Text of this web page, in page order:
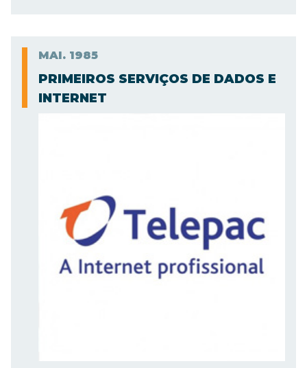
MAI. 1985
PRIMEIROS SERVIÇOS DE DADOS E
INTERNET